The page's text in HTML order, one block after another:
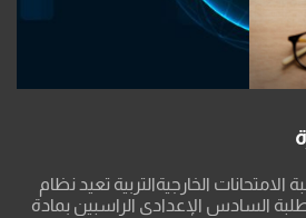
الخارجيةالتربية تعيد نظام
السادس الإعدادي الراسبين بمادة